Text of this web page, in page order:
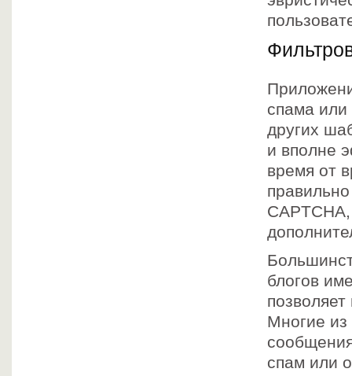
спама или
других
и вполне
время от
блогов
Многие из
спам или